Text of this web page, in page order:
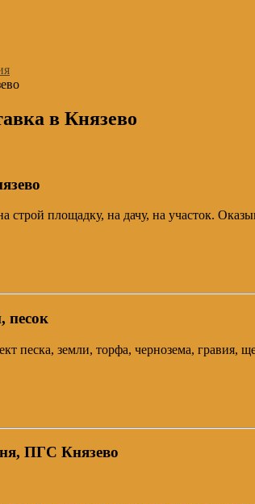
в Князево
строй площадку, на дачу, на участок.
песок
песка, земли, торфа, чернозема,
ПГС Князево